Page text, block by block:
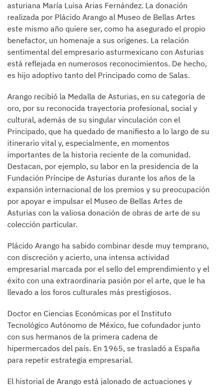
asturiana María Luisa Arias Fernández. La donación
realizada por Plácido Arango al Museo de Bellas Artes
este mismo año quiere ser, como ha asegurado el propio
benefactor, un homenaje a sus orígenes. La relación
sentimental del empresario asturmexicano con Asturias
está reflejada en numerosos reconocimientos. De hecho,
es hijo adoptivo tanto del Principado como de Salas.
Arango recibió la Medalla de Asturias, en su categoría de
oro, por su reconocida trayectoria profesional, social y
cultural, además de su singular vinculación con el
Principado, que ha quedado de manifiesto a lo largo de su
itinerario vital y, especialmente, en momentos
importantes de la historia reciente de la comunidad.
Destacan, por ejemplo, su labor en la presidencia de la
Fundación Príncipe de Asturias durante los años de la
expansión internacional de los premios y su preocupación
por apoyar e impulsar el Museo de Bellas Artes de
Asturias con la valiosa donación de obras de arte de su
colección particular.
Plácido Arango ha sabido combinar desde muy temprano,
con discreción y acierto, una intensa actividad
empresarial marcada por el sello del emprendimiento y el
éxito con una extraordinaria pasión por el arte, que le ha
llevado a los foros culturales más prestigiosos.
Doctor en Ciencias Económicas por el Instituto
Tecnológico Autónomo de México, fue cofundador junto
con sus hermanos de la primera cadena de
hipermercados del país. En 1965, se trasladó a España
para repetir estrategia empresarial.
El historial de Arango está jalonado de actuaciones y